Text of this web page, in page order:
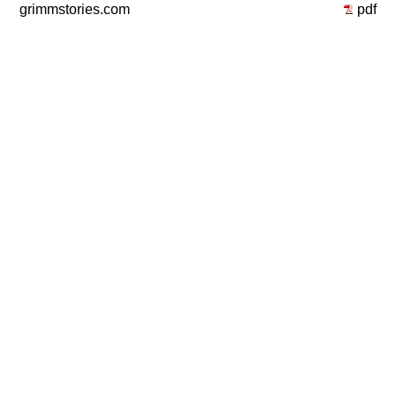
grimmstories.com pdf